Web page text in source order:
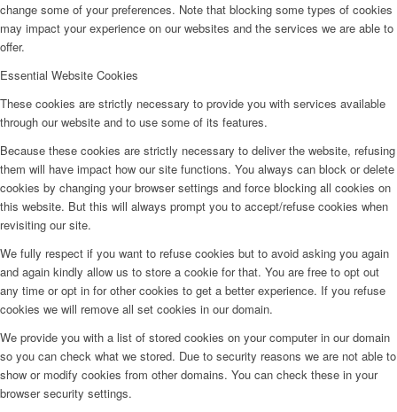
change some of your preferences. Note that blocking some types of cookies
may impact your experience on our websites and the services we are able to
offer.
Essential Website Cookies
These cookies are strictly necessary to provide you with services available
through our website and to use some of its features.
Because these cookies are strictly necessary to deliver the website, refusing
them will have impact how our site functions. You always can block or delete
cookies by changing your browser settings and force blocking all cookies on
this website. But this will always prompt you to accept/refuse cookies when
revisiting our site.
We fully respect if you want to refuse cookies but to avoid asking you again
and again kindly allow us to store a cookie for that. You are free to opt out
any time or opt in for other cookies to get a better experience. If you refuse
cookies we will remove all set cookies in our domain.
We provide you with a list of stored cookies on your computer in our domain
so you can check what we stored. Due to security reasons we are not able to
show or modify cookies from other domains. You can check these in your
browser security settings.